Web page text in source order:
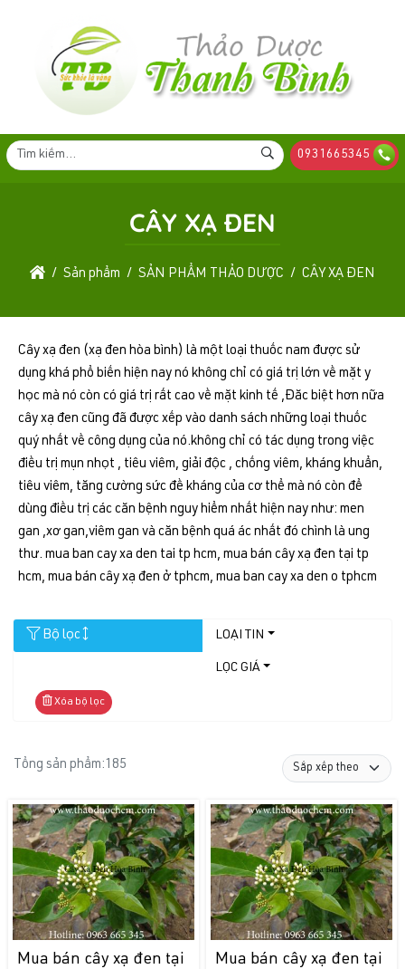
0931665345
CÂY XẠ ĐEN
Sản phẩm SẢN PHẨM THẢO DƯỢC CÂY XẠ ĐEN
Cây xạ đen (xạ đen hòa bình) là một loại thuốc nam được sử
dụng khá phổ biến hiện nay nó không chỉ có giá trị lớn về mặt y
học mà nó còn có giá trị rất cao về mặt kinh tế ,Đăc biệt hơn nữa
cây xạ đen cũng đã được xếp vào danh sách những loại thuốc
quý nhất về công dụng của nó.không chỉ có tác dụng trong việc
điều trị mụn nhọt , tiêu viêm, giải độc , chống viêm, kháng khuẩn,
tiêu viêm, tăng cường sức đề kháng của cơ thể mà nó còn để
dùng điều trị các căn bệnh nguy hiểm nhất hiện nay như: men
gan ,xơ gan,viêm gan và căn bệnh quá ác nhất đó chình là ung
thư. mua ban cay xa den tai tp hcm, mua bán cây xạ đen tại tp
hcm, mua bán cây xạ đen ở tphcm, mua ban cay xa den o tphcm
Bộ lọc LOẠI TIN
LỌC GIÁ
Xóa bộ lọc
Tổng sản phẩm: 185
Mua bán cây xạ đen tại
Mua bán cây xạ đen tại